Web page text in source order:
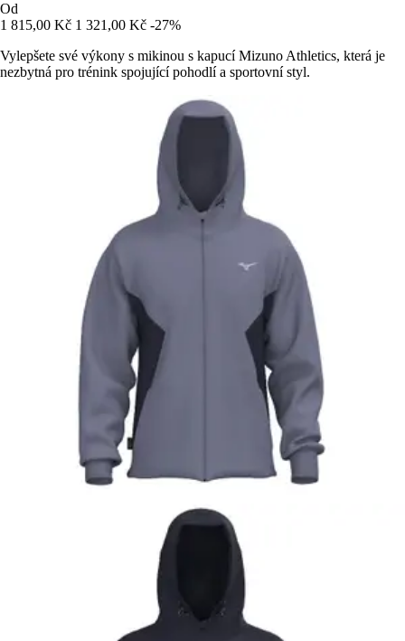
Od
1 815,00 Kč 1 321,00 Kč -27%
Vylepšete své výkony s mikinou s kapucí Mizuno Athletics, která je
nezbytná pro trénink spojující pohodlí a sportovní styl.